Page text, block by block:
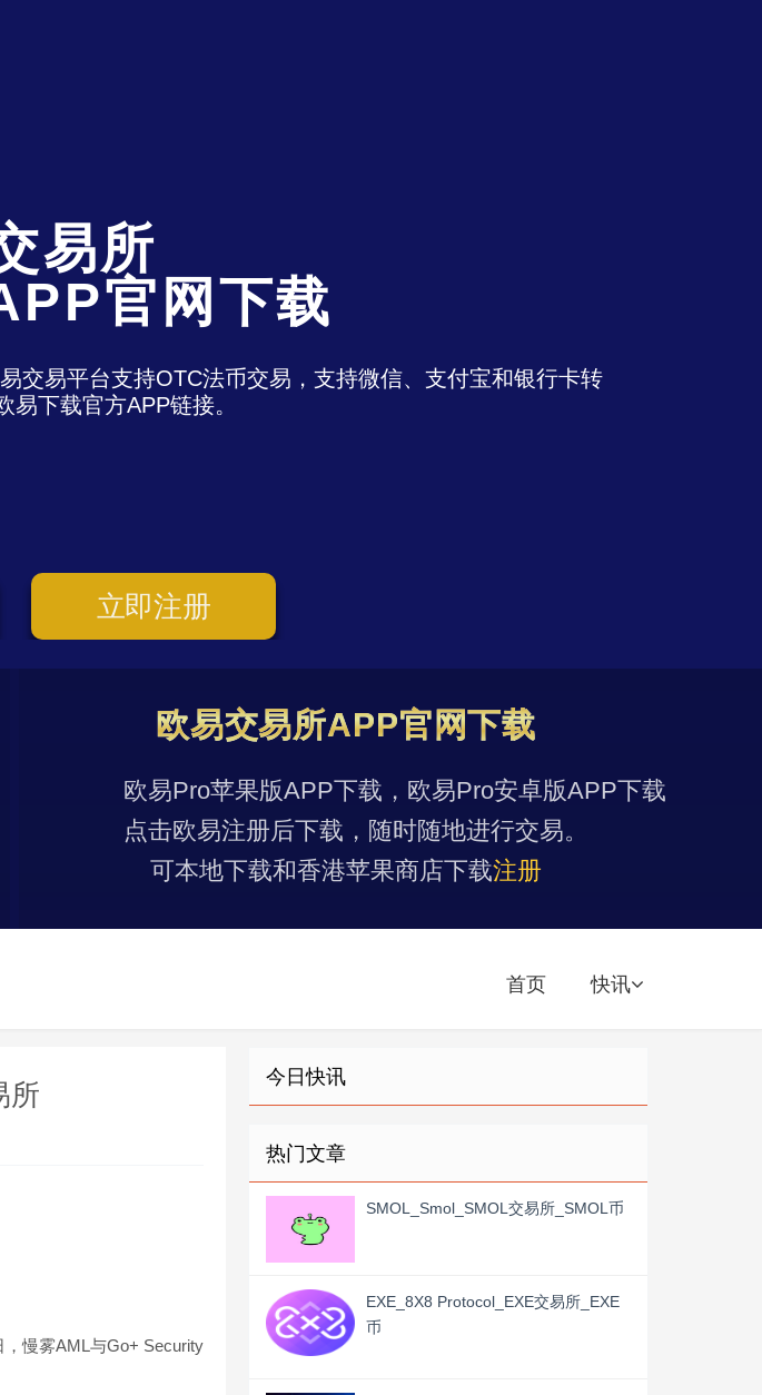
易所
官网下载
交易平台支持OTC法币交易，支持微信、支付宝和银行卡转
易下载官方APP链接。
立即注册
欧易交易所APP官网下载
欧易Pro苹果版APP下载，欧易Pro安卓版APP下载
点击欧易注册后下载，随时随地进行交易。
可本地下载和香港苹果商店下载注册
首页 快讯
所
慢雾AML与Go+ Security
今日快讯
热门文章
SMOL_Smol_SMOL交易所_SMOL币
EXE_8X8 Protocol_EXE交易所_EXE
币